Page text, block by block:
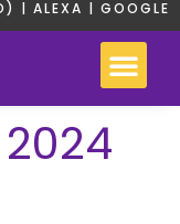
| ALEXA | GOOGLE